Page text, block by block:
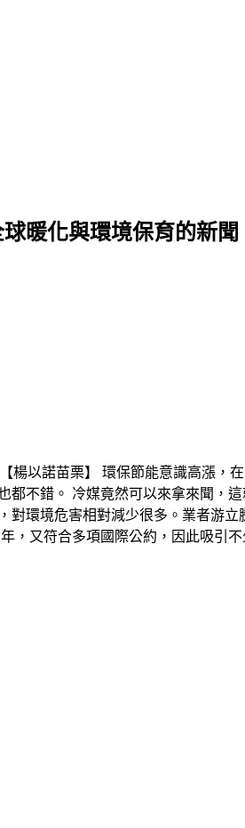
暖化與環境保育的新聞
楊以諾苗栗】 環保節能意識高漲
不錯。 冷媒竟然可以來拿來聞，
環境危害相對減少很多。業者游
，又符合多項國際公約，因此吸引